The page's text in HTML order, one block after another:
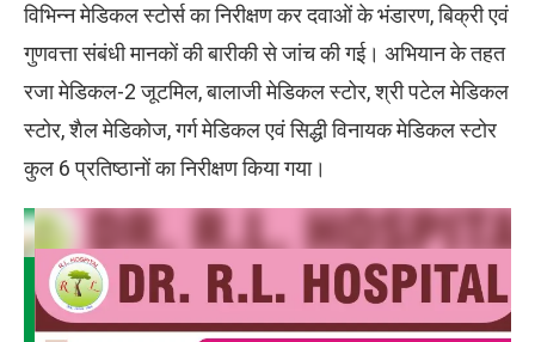
विभिन्न मेडिकल स्टोर्स का निरीक्षण कर दवाओं के भंडारण, बिक्री एवं
गुणवत्ता संबंधी मानकों की बारीकी से जांच की गई। अभियान के तहत
रजा मेडिकल-2 जूटमिल, बालाजी मेडिकल स्टोर, श्री पटेल मेडिकल
स्टोर, शैल मेडिकोज, गर्ग मेडिकल एवं सिद्धी विनायक मेडिकल स्टोर
कुल 6 प्रतिष्ठानों का निरीक्षण किया गया।